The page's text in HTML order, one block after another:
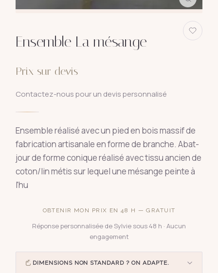
Ensemble La mésange
Prix sur devis
Contactez-nous pour un devis personnalisé
Ensemble réalisé avec un pied en bois massif de
fabrication artisanale en forme de branche. Abat-
jour de forme conique réalisé avec tissu ancien de
coton/lin métis sur lequel une mésange peinte à
l'hu
OBTENIR MON PRIX EN 48 H — GRATUIT
Réponse personnalisée de Sylvie sous 48 h · Aucun
engagement
DIMENSIONS NON STANDARD ? ON ADAPTE.